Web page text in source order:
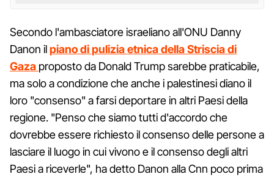
Secondo l'ambasciatore israeliano all'ONU Danny
Danon ilpiano di pulizia etnica della Striscia di
Gaza proposto da Donald Trump sarebbe praticabile,
ma solo a condizione che anche i palestinesi diano il
loro "consenso" a farsi deportare in altri Paesi della
regione. "Penso che siamo tutti d'accordo che
dovrebbe essere richiesto il consenso delle persone a
lasciare il luogo in cui vivono e il consenso degli altri
Paesi a riceverle", ha detto Danon alla Cnn poco prima